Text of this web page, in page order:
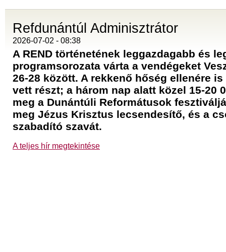
Refdunántúl Adminisztrátor
2026-07-02 - 08:38
A REND történetének leggazdagabb és
programsorozata várta a vendégeket
26-28 között. A rekkenő hőség ellenére
vett részt; a három nap alatt közel 15-20
meg a Dunántúli Reformátusok
meg Jézus Krisztus lecsendesítő, és a
szabadító szavát.
A teljes hír megtekintése